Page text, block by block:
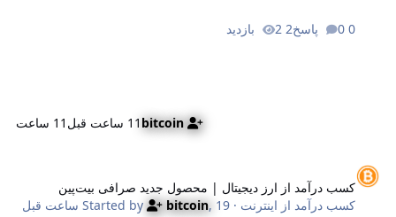
مختلفی پیش روی شماست و هر سرمایه‌گذار می‌تواند با توجه به
0 پاسخ 2 بازدید
bitcoin 11 ساعت قبل 11 ساعت
کسب درآمد از ارز دیجیتال | محصول جدید صرافی بیت‌پین
کسب درآمد از اینترنت · Started by
bitcoin, 19 ساعت قبل